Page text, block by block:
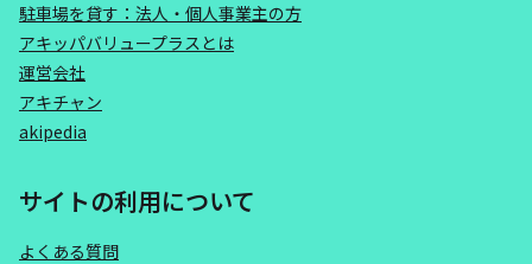
駐車場を貸す：法人・個人事業主の方
アキッパバリュープラスとは
運営会社
アキチャン
akipedia
サイトの利用について
よくある質問